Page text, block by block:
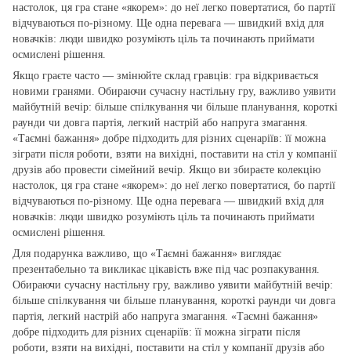
настолок, ця гра стане «якорем»: до неї легко повертатися, бо партії
відчуваються по‑різному. Ще одна перевага — швидкий вхід для
новачків: люди швидко розуміють ціль та починають приймати
осмислені рішення.
Якщо граєте часто — змінюйте склад гравців: гра відкривається
новими гранями. Обираючи сучасну настільну гру, важливо уявити
майбутній вечір: більше спілкування чи більше планування, короткі
раунди чи довга партія, легкий настрій або напруга змагання.
«Таємні бажання» добре підходить для різних сценаріїв: її можна
зіграти після роботи, взяти на вихідні, поставити на стіл у компанії
друзів або провести сімейний вечір. Якщо ви збираєте колекцію
настолок, ця гра стане «якорем»: до неї легко повертатися, бо партії
відчуваються по‑різному. Ще одна перевага — швидкий вхід для
новачків: люди швидко розуміють ціль та починають приймати
осмислені рішення.
Для подарунка важливо, що «Таємні бажання» виглядає
презентабельно та викликає цікавість вже під час розпакування.
Обираючи сучасну настільну гру, важливо уявити майбутній вечір:
більше спілкування чи більше планування, короткі раунди чи довга
партія, легкий настрій або напруга змагання. «Таємні бажання»
добре підходить для різних сценаріїв: її можна зіграти після
роботи, взяти на вихідні, поставити на стіл у компанії друзів або